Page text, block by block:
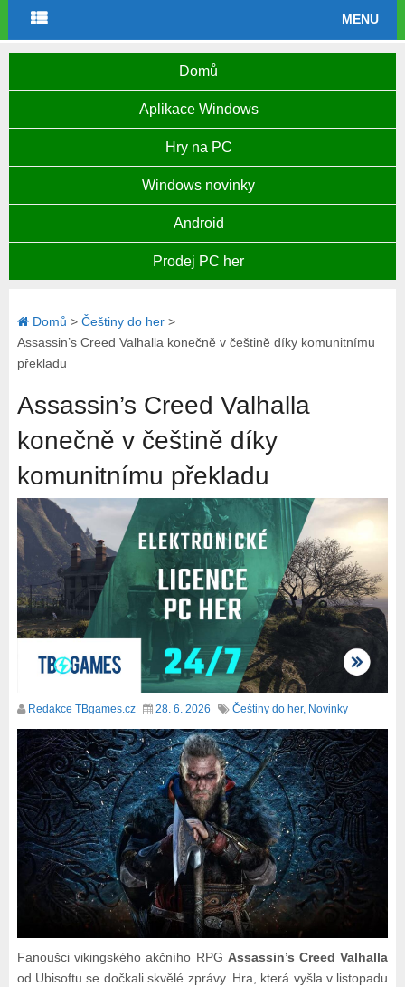
MENU
Domů
Aplikace Windows
Hry na PC
Windows novinky
Android
Prodej PC her
Domů > Češtiny do her>
Assassin’s Creed Valhalla konečně v češtině díky komunitnímu
překladu
Assassin’s Creed Valhalla
konečně v češtině díky
komunitnímu překladu
Redakce TBgames.cz 28. 6. 2026 Češtiny do her, Novinky
Fanoušci vikingského akčního RPG Assassin’s Creed Valhalla
od Ubisoftu se dočkali skvělé zprávy. Hra, která vyšla v listopadu